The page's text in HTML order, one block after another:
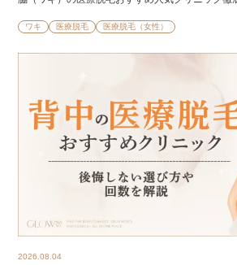
ワキ 医療脱毛 医療脱毛（女性）
2026.08.04